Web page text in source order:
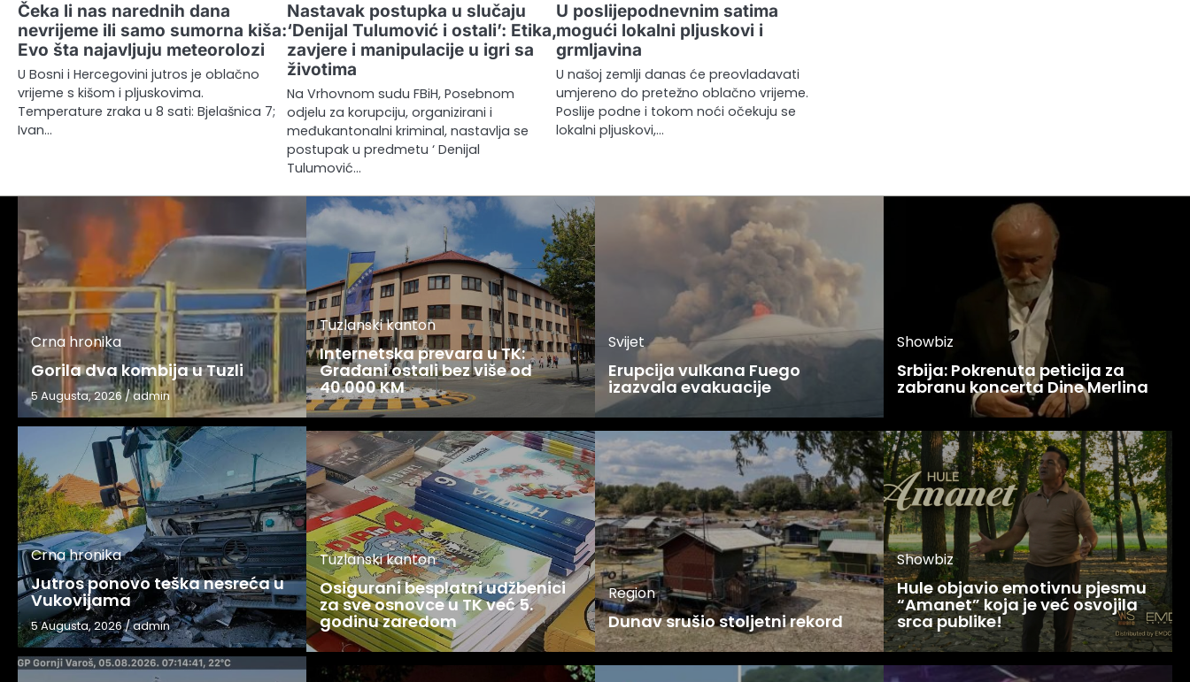
Čeka li nas narednih dana
nevrijeme ili samo sumorna kiša:
Evo šta najavljuju meteorolozi
U Bosni i Hercegovini jutros je oblačno
vrijeme s kišom i pljuskovima.
Temperature zraka u 8 sati: Bjelašnica 7;
Ivan…
Nastavak postupka u slučaju
‘Denijal Tulumović i ostali’: Etika,
zavjere i manipulacije u igri sa
životima
Na Vrhovnom sudu FBiH, Posebnom
odjelu za korupciju, organizirani i
međukantonalni kriminal, nastavlja se
postupak u predmetu ‘ Denijal
Tulumović…
U poslijepodnevnim satima
mogući lokalni pljuskovi i
grmljavina
U našoj zemlji danas će preovladavati
umjereno do pretežno oblačno vrijeme.
Poslije podne i tokom noći očekuju se
lokalni pljuskovi,…
Crna hronika
Gorila dva kombija u Tuzli
5 Augusta, 2026/admin
Crna hronika
Jutros ponovo teška nesreća u
Vukovijama
5 Augusta, 2026/admin
Tuzlanski kanton
Internetska prevara u TK:
Građani ostali bez više od
40.000 KM
Tuzlanski kanton
Osigurani besplatni udžbenici
za sve osnovce u TK već 5.
godinu zaredom
Svijet
Erupcija vulkana Fuego
izazvala evakuacije
Region
Dunav srušio stoljetni rekord
Showbiz
Srbija: Pokrenuta peticija za
zabranu koncerta Dine Merlina
Showbiz
Hule objavio emotivnu pjesmu
“Amanet” koja je već osvojila
srca publike!